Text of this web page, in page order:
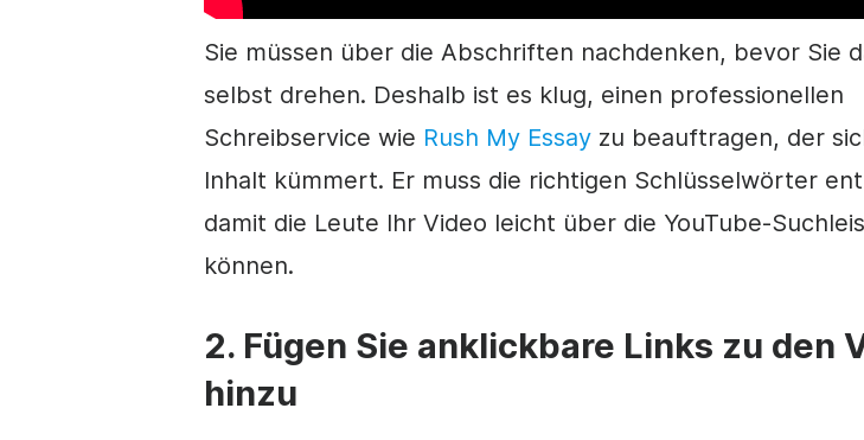
Sie müssen über die Abschriften nachdenken, bevor Sie
selbst drehen. Deshalb ist es klug, einen professionellen
Schreibservice wie Rush My Essay zu beauftragen, der
Inhalt kümmert. Er muss die richtigen Schlüsselwörter
damit die Leute Ihr Video leicht über die YouTube-
können.
2. Fügen Sie anklickbare Links zu den
hinzu